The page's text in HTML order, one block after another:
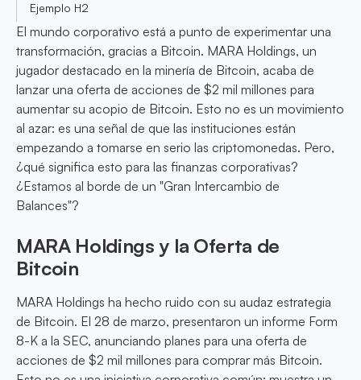
Ejemplo H2
El mundo corporativo está a punto de experimentar una
transformación, gracias a Bitcoin. MARA Holdings, un
jugador destacado en la minería de Bitcoin, acaba de
lanzar una oferta de acciones de $2 mil millones para
aumentar su acopio de Bitcoin. Esto no es un movimiento
al azar: es una señal de que las instituciones están
empezando a tomarse en serio las criptomonedas. Pero,
¿qué significa esto para las finanzas corporativas?
¿Estamos al borde de un "Gran Intercambio de
Balances"?
MARA Holdings y la Oferta de
Bitcoin
MARA Holdings ha hecho ruido con su audaz estrategia
de Bitcoin. El 28 de marzo, presentaron un informe Form
8-K a la SEC, anunciando planes para una oferta de
acciones de $2 mil millones para comprar más Bitcoin.